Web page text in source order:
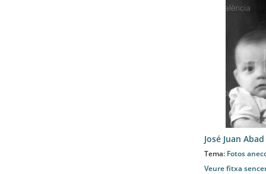
José Juan
Tema: Fotos
Veure fitxa